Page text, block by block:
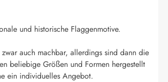
und historische Flaggenmotive.
auch machbar, allerdings sind dann die
beliebige Größen und Formen hergestellt
ein individuelles Angebot.